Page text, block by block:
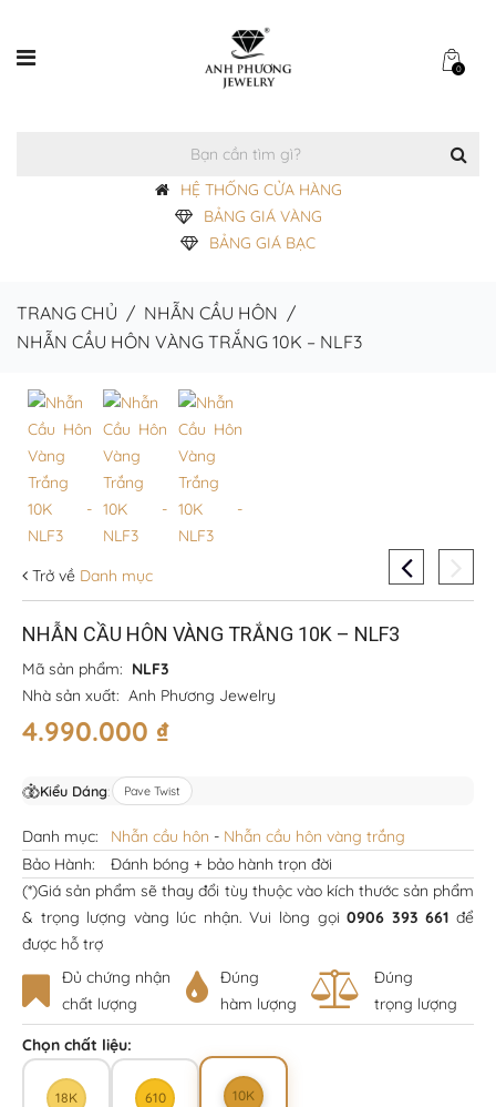
0
HỆ THỐNG CỬA HÀNG
BẢNG GIÁ VÀNG
BẢNG GIÁ BẠC
TRANG CHỦ / NHẪN CẦU HÔN /
NHẪN CẦU HÔN VÀNG TRẮNG 10K – NLF3
Trở về Danh mục
NHẪN CẦU HÔN VÀNG TRẮNG 10K – NLF3
Mã sản phẩm: NLF3
Nhà sản xuất: Anh Phương Jewelry
4.990.000 ₫
Kiểu Dáng: Pave Twist
Danh mục: Nhẫn cầu hôn - Nhẫn cầu hôn vàng trắng
Bảo Hành:
Đánh bóng + bảo hành trọn đời
(*)Giá sản phẩm sẽ thay đổi tùy thuộc vào kích thước sản phẩm
& trọng lượng vàng lúc nhận. Vui lòng gọi0906 393 661 để
được hỗ trợ
Đủ chứng nhận
chất lượng
Đúng
hàm lượng
Đúng
trọng lượng
Chọn chất liệu:
18K 610 10K